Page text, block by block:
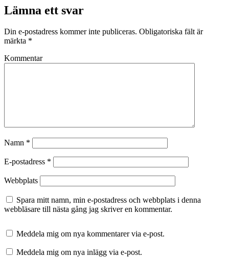
Lämna ett svar
Din e-postadress kommer inte publiceras. Obligatoriska fält är
märkta *
Kommentar
Namn *
E-postadress *
Webbplats
Spara mitt namn, min e-postadress och webbplats i denna
webbläsare till nästa gång jag skriver en kommentar.
Meddela mig om nya kommentarer via e-post.
Meddela mig om nya inlägg via e-post.